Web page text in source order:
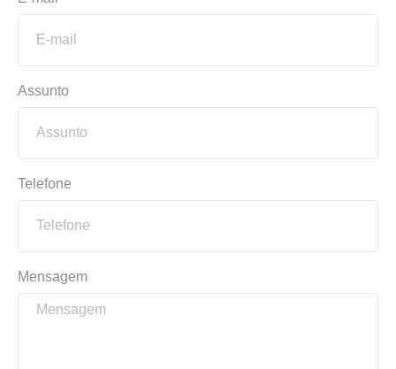
Assunto
Telefone
Mensagem